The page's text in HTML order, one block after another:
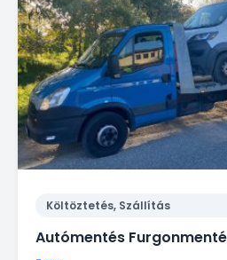
Költöztetés, Szállítás